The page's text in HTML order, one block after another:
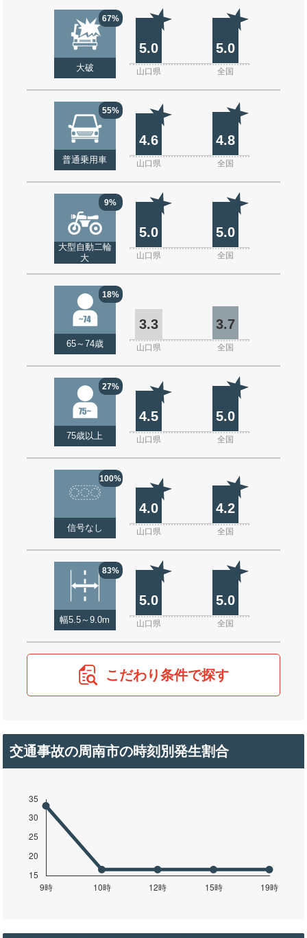
67%
大破
5.0 5.0
山口県 全国
55%
普通乗用車
4.6 4.8
山口県 全国
9%
大型自動二輪
大
5.0 5.0
山口県 全国
18%
65～74歳
3.3 3.7
山口県 全国
27%
75歳以上
4.5 5.0
山口県 全国
100%
信号なし
4.0 4.2
山口県 全国
83%
幅5.5～9.0m
5.0 5.0
山口県 全国
こだわり条件で探す
交通事故の周南市の時刻別発生割合